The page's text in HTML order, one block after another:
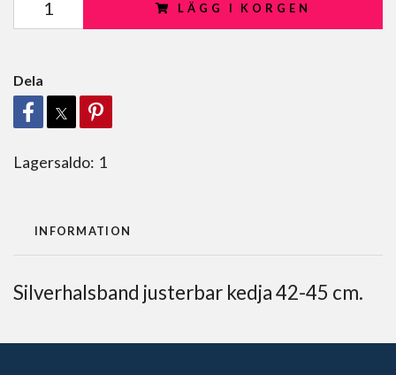
LÄGG I KORGEN
Dela
Lagersaldo: 1
INFORMATION
Silverhalsband justerbar kedja 42-45 cm.